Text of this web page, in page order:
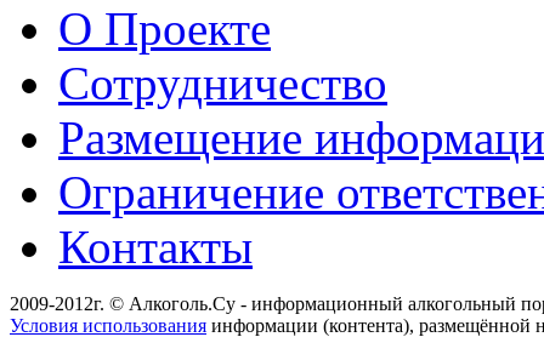
О Проекте
Сотрудничество
Размещение
Ограничение
Контакты
2009-2012г. © Алкоголь.Су - информационный алкогольный
Условия использования информации (контента), размещённой